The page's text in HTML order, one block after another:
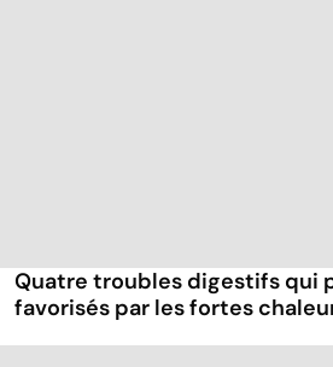
Quatre troubles digestifs qui
favorisés par les fortes